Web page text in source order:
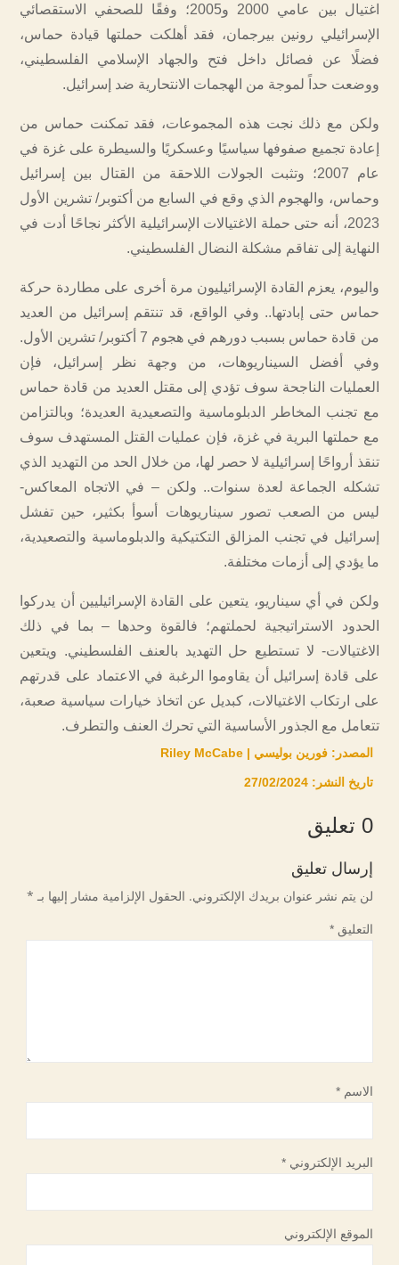
اغتيال بين عامي 2000 و2005؛ وفقًا للصحفي الاستقصائي
الإسرائيلي رونين بيرجمان، فقد أهلكت حملتها قيادة حماس،
فضلًا عن فصائل داخل فتح والجهاد الإسلامي الفلسطيني،
ووضعت حداً لموجة من الهجمات الانتحارية ضد إسرائيل.
ولكن مع ذلك نجت هذه المجموعات، فقد تمكنت حماس من
إعادة تجميع صفوفها سياسيًا وعسكريًا والسيطرة على غزة في
عام 2007؛ وتثبت الجولات اللاحقة من القتال بين إسرائيل
وحماس، والهجوم الذي وقع في السابع من أكتوبر/ تشرين الأول
2023، أنه حتى حملة الاغتيالات الإسرائيلية الأكثر نجاحًا أدت في
النهاية إلى تفاقم مشكلة النضال الفلسطيني.
واليوم، يعزم القادة الإسرائيليون مرة أخرى على مطاردة حركة
حماس حتى إبادتها.. وفي الواقع، قد تنتقم إسرائيل من العديد
من قادة حماس بسبب دورهم في هجوم 7 أكتوبر/ تشرين الأول.
وفي أفضل السيناريوهات، من وجهة نظر إسرائيل، فإن
العمليات الناجحة سوف تؤدي إلى مقتل العديد من قادة حماس
مع تجنب المخاطر الدبلوماسية والتصعيدية العديدة؛ وبالتزامن
مع حملتها البرية في غزة، فإن عمليات القتل المستهدف سوف
تنقذ أرواحًا إسرائيلية لا حصر لها، من خلال الحد من التهديد الذي
تشكله الجماعة لعدة سنوات.. ولكن – في الاتجاه المعاكس-
ليس من الصعب تصور سيناريوهات أسوأ بكثير، حين تفشل
إسرائيل في تجنب المزالق التكتيكية والدبلوماسية والتصعيدية،
ما يؤدي إلى أزمات مختلفة.
ولكن في أي سيناريو، يتعين على القادة الإسرائيليين أن يدركوا
الحدود الاستراتيجية لحملتهم؛ فالقوة وحدها – بما في ذلك
الاغتيالات- لا تستطيع حل التهديد بالعنف الفلسطيني. ويتعين
على قادة إسرائيل أن يقاوموا الرغبة في الاعتماد على قدرتهم
على ارتكاب الاغتيالات، كبديل عن اتخاذ خيارات سياسية صعبة،
تتعامل مع الجذور الأساسية التي تحرك العنف والتطرف.
المصدر: فورين بوليسي | Riley McCabe
تاريخ النشر: 27/02/2024
0 تعليق
إرسال تعليق
لن يتم نشر عنوان بريدك الإلكتروني. الحقول الإلزامية مشار إليها بـ *
التعليق*
الاسم*
البريد الإلكتروني*
الموقع الإلكتروني